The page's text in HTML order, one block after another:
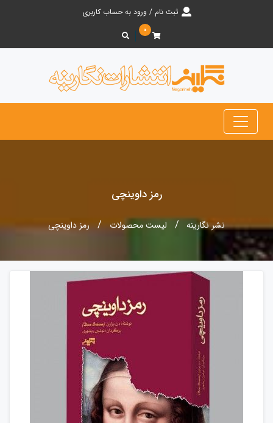
ثبت نام / ورود به حساب کاربری
۰
رمز داوینچی
نشر نگارینه لیست محصولات رمز داوینچی